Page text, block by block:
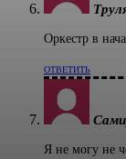
Оркестр в
ОТВЕТИТЬ
Я не могу не